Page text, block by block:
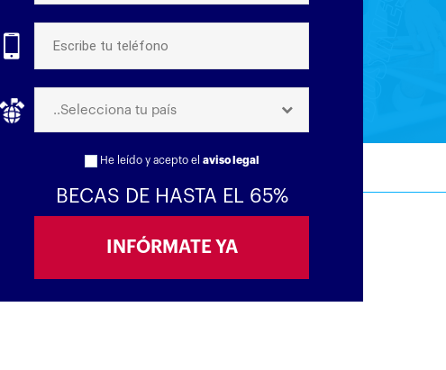
..Selecciona tu país
He leído y acepto el aviso legal
BECAS DE HASTA EL 65%